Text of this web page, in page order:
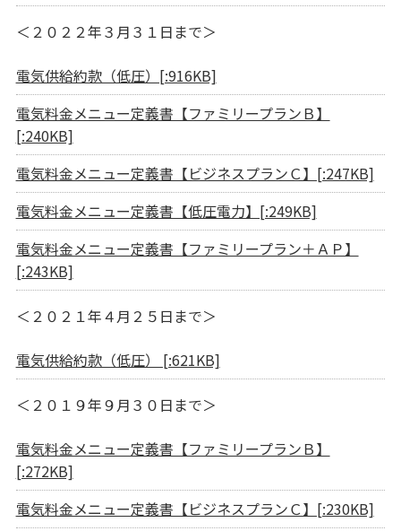
＜２０２２年３月３１日まで＞
電気供給約款（低圧）[:916KB]
電気料金メニュー定義書【ファミリープランＢ】
[:240KB]
電気料金メニュー定義書【ビジネスプランＣ】[:247KB]
電気料金メニュー定義書【低圧電力】[:249KB]
電気料金メニュー定義書【ファミリープラン＋ＡＰ】
[:243KB]
＜２０２１年４月２５日まで＞
電気供給約款（低圧） [:621KB]
＜２０１９年９月３０日まで＞
電気料金メニュー定義書【ファミリープランＢ】
[:272KB]
電気料金メニュー定義書【ビジネスプランＣ】[:230KB]